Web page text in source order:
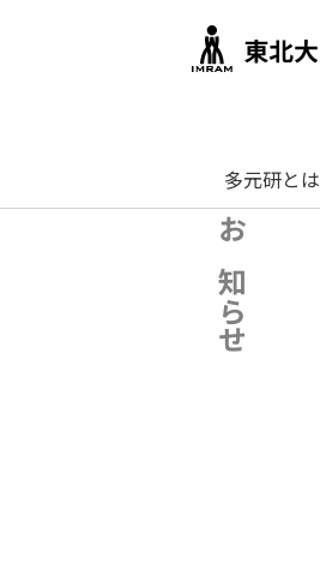
多元研とは
お知らせ